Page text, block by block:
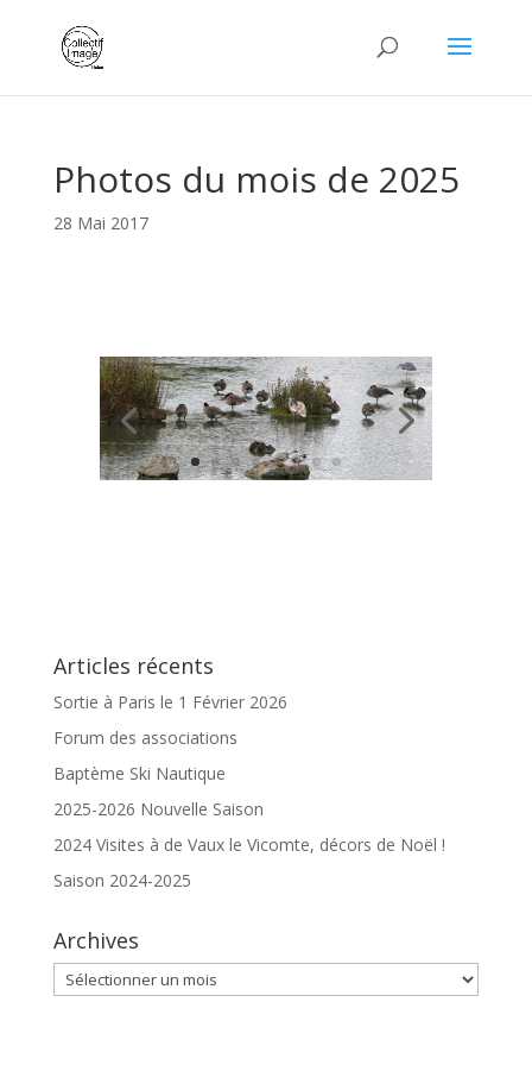
Photos du mois de 2025
28 Mai 2017
Articles récents
Sortie à Paris le 1 Février 2026
Forum des associations
Baptème Ski Nautique
2025-2026 Nouvelle Saison
2024 Visites à de Vaux le Vicomte, décors de Noël !
Saison 2024-2025
Archives
Archives